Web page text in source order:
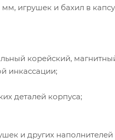
игрушек и бахил в
корейский,
инкассации;
деталей корпуса;
и других